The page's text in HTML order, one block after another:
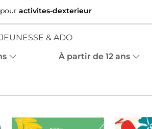
activites-dexterieur
& ADO
À partir de 12 ans